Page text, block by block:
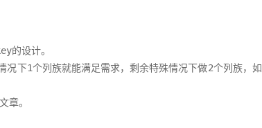
的设计。
况下1个列族就能满足需求，剩余特殊情况下做2个列族，如
章。